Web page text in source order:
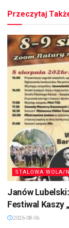
Przeczytaj
STALOWA WOLA/
Janów
Festiwal Kaszy
2026-08-06